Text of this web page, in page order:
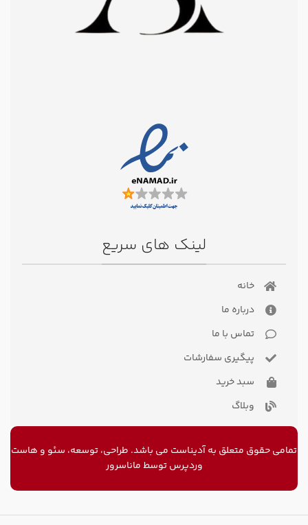
لینک های سریع
خانه
درباره ما
تماس با ما
پیگیری سفارشات
سبد خرید
وبلاگ
تمامی حقوق متعلق به آدیناست می باشد. طراحی، توسعه، سئو و هاست
وردپرستوسط ماناسرور